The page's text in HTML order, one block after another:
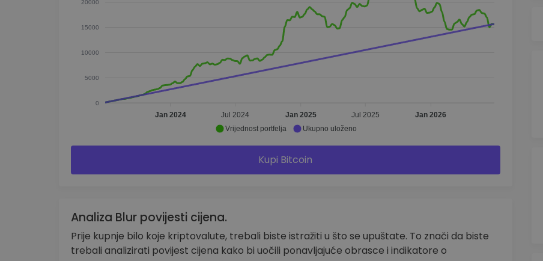
20000
15000
10000
5000
0
Jan 2024 Jul 2024 Jan 2025 Jul 2025 Jan 2026
Vrijednost portfelja Ukupno uloženo
Kupi Bitcoin
Analiza Blur povijesti cijena.
Prije kupnje bilo koje kriptovalute, trebali biste istražiti u što se upuštate. To znači da biste
trebali analizirati povijest cijena kako bi uočili ponavljajuće obrasce i indikatore o